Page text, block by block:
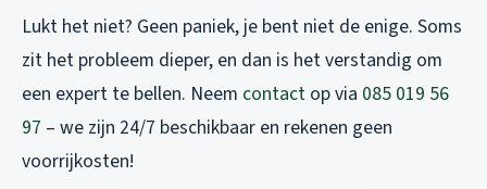
Lukt het niet? Geen paniek, je bent niet de enige. Soms
zit het probleem dieper, en dan is het verstandig om
een expert te bellen. Neem contact op via 085 019 56
97 – we zijn 24/7 beschikbaar en rekenen geen
voorrijkosten!